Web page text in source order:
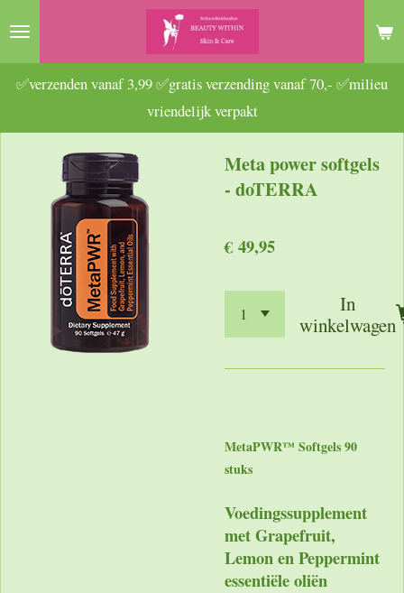
Ga
naar
hoofdinhoud
✅verzenden vanaf 3,99 ✅gratis verzending vanaf 70,- ✅milieu
vriendelijk verpakt
Meta power softgels
- doTERRA
€ 49,95
In
winkelwagen
MetaPWR™ Softgels 90
stuks
Voedingssupplement
met Grapefruit,
Lemon en Peppermint
essentiële oliën